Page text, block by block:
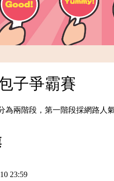
子爭霸賽
為兩階段，第一階段採網路
23:59